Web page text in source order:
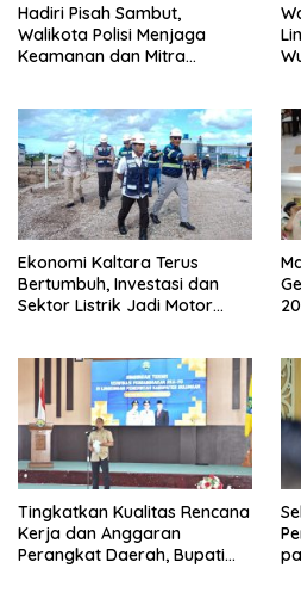
Hadiri Pisah Sambut,
Walikota Polisi Menjaga
Keamanan dan Mitra
Ekonomi Kaltara Terus
Bertumbuh, Investasi dan
Sektor Listrik Jadi Motor
Tingkatkan Kualitas Rencana
Kerja dan Anggaran
Perangkat Daerah, Bupati